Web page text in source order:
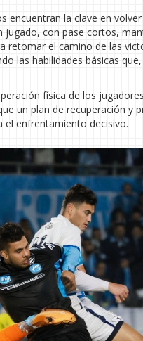
la clave en
jugado, con pase cortos,
retomar el camino de las
las habilidades básicas
física de los
un plan de recuperación y
enfrentamiento decisivo.